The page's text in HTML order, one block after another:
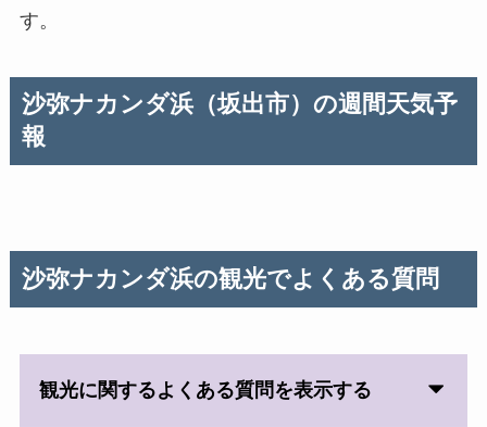
す。
沙弥ナカンダ浜（坂出市）の週間天気予
報
沙弥ナカンダ浜の観光でよくある質問
観光に関するよくある質問を表示する